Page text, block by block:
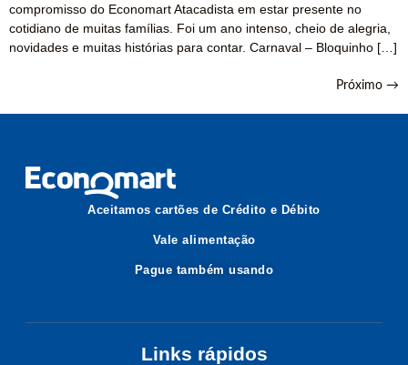
compromisso do Economart Atacadista em estar presente no
cotidiano de muitas famílias. Foi um ano intenso, cheio de alegria,
novidades e muitas histórias para contar. Carnaval – Bloquinho […]
Próximo →
Aceitamos cartões de Crédito e Débito
Vale alimentação
Pague também usando
Links rápidos